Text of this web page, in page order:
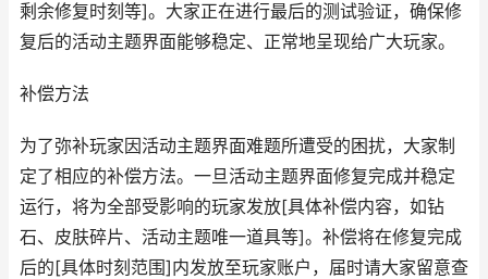
剩余修复时刻等]。大家正在进行最后的测试验证，确保修
复后的活动主题界面能够稳定、正常地呈现给广大玩家。
补偿方法
为了弥补玩家因活动主题界面难题所遭受的困扰，大家制
定了相应的补偿方法。一旦活动主题界面修复完成并稳定
运行，将为全部受影响的玩家发放[具体补偿内容，如钻
石、皮肤碎片、活动主题唯一道具等]。补偿将在修复完成
后的[具体时刻范围]内发放至玩家账户，届时请大家留意查